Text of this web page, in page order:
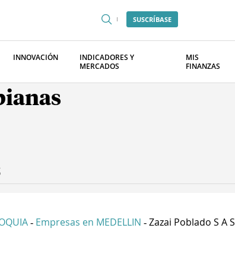
SUSCRÍBASE
INNOVACIÓN
INDICADORES Y
MERCADOS
MIS
FINANZAS
- Empresas en MEDELLIN - Zazai Poblado S A S